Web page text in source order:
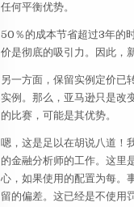
任何平衡优势。
50％的成本节省超过3年的
价是彻底的吸引力。因此，
另一方面，保留实例定价
实例。那么，亚马逊只是改
的比赛，可能是其优势。
嗯，这是足以在胡说八道！
的金融分析师的工作。这里
心，如果使用的配置为每。
留的偏差。这已经是不使用